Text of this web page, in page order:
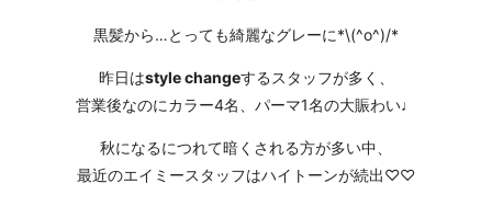
黒髪から…とっても綺麗なグレーに*\(^o^)/*
昨日はstyle changeするスタッフが多く、
営業後なのにカラー4名、パーマ1名の大賑わい♩
秋になるにつれて暗くされる方が多い中、
最近のエイミースタッフはハイトーンが続出♡♡